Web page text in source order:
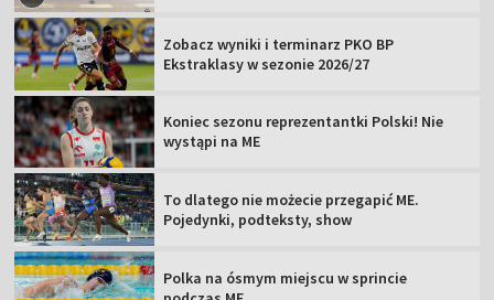
Zobacz wyniki i terminarz PKO BP
Ekstraklasy w sezonie 2026/27
Koniec sezonu reprezentantki Polski! Nie
wystąpi na ME
To dlatego nie możecie przegapić ME.
Pojedynki, podteksty, show
Polka na ósmym miejscu w sprincie